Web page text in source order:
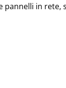
in rete,